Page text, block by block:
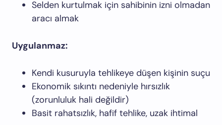
Selden kurtulmak için sahibinin izni olmadan
aracı almak
Uygulanmaz:
Kendi kusuruyla tehlikeye düşen kişinin suçu
Ekonomik sıkıntı nedeniyle hırsızlık
(zorunluluk hali değildir)
Basit rahatsızlık, hafif tehlike, uzak ihtimal